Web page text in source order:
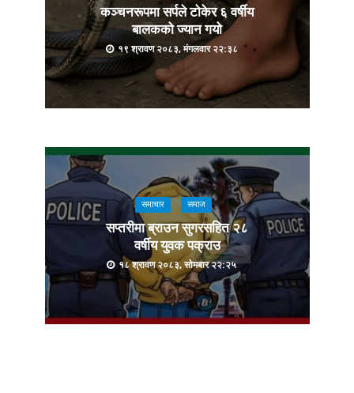
कञ्चनरूपमा सर्पले टोकेर ६ वर्षीय
बालकको ज्यान गयो
१९ श्रावण २०८३, मंगलवार २२:३८
समाचार समाज
सप्तरीमा ब्राउन सुगरसहित २८
वर्षीय युवक पक्राउ
१८ श्रावण २०८३, सोमबार २२:२५